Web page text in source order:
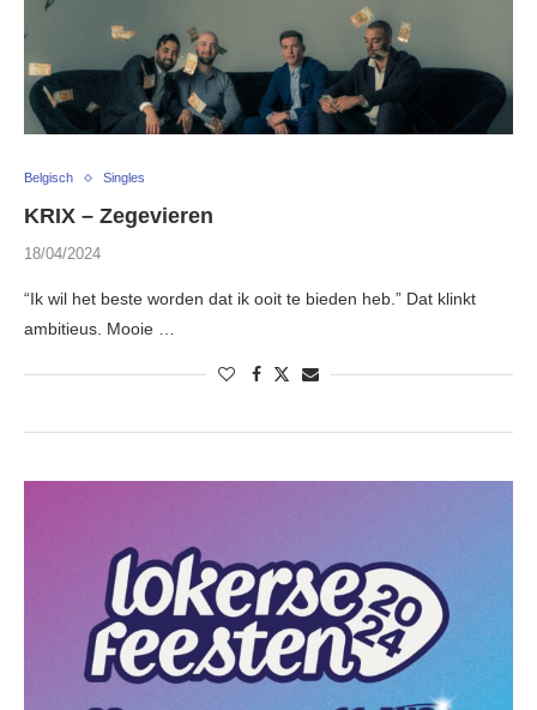
Belgisch Singles
KRIX – Zegevieren
18/04/2024
“Ik wil het beste worden dat ik ooit te bieden heb.” Dat klinkt
ambitieus. Mooie …